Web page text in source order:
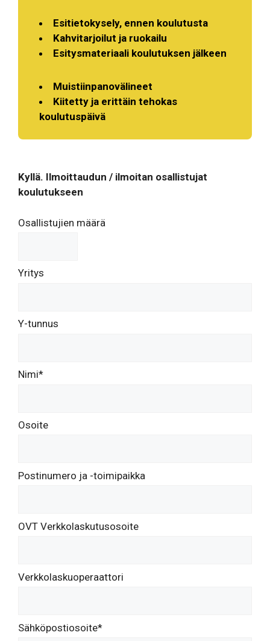
Esitietokysely, ennen koulutusta
Kahvitarjoilut ja ruokailu
Esitysmateriaali koulutuksen jälkeen
Muistiinpanovälineet
Kiitetty ja erittäin tehokas
koulutuspäivä
Kyllä. Ilmoittaudun / ilmoitan osallistujat
koulutukseen
Osallistujien määrä
Yritys
Y-tunnus
Nimi*
Osoite
Postinumero ja -toimipaikka
OVT Verkkolaskutusosoite
Verkkolaskuoperaattori
Sähköpostiosoite*